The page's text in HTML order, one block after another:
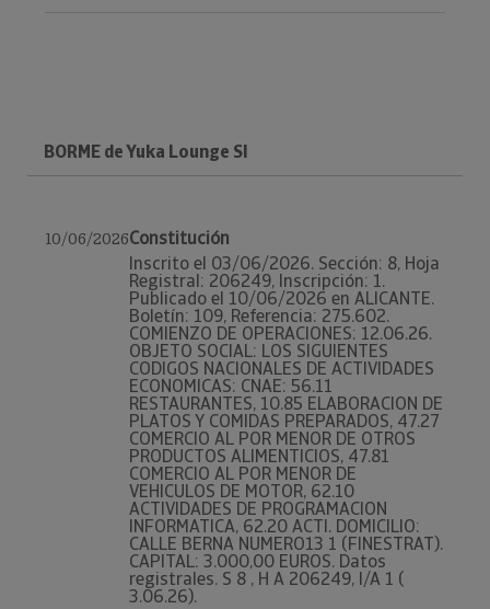
BORME de Yuka Lounge Sl
10/06/2026Constitución
Inscrito el 03/06/2026. Sección: 8, Hoja
Registral: 206249, Inscripción: 1.
Publicado el 10/06/2026 en ALICANTE.
Boletín: 109, Referencia: 275.602.
COMIENZO DE OPERACIONES: 12.06.26.
OBJETO SOCIAL: LOS SIGUIENTES
CODIGOS NACIONALES DE ACTIVIDADES
ECONOMICAS: CNAE: 56.11
RESTAURANTES, 10.85 ELABORACION DE
PLATOS Y COMIDAS PREPARADOS, 47.27
COMERCIO AL POR MENOR DE OTROS
PRODUCTOS ALIMENTICIOS, 47.81
COMERCIO AL POR MENOR DE
VEHICULOS DE MOTOR, 62.10
ACTIVIDADES DE PROGRAMACION
INFORMATICA, 62.20 ACTI. DOMICILIO:
CALLE BERNA NUMERO13 1 (FINESTRAT).
CAPITAL: 3.000,00 EUROS. Datos
registrales. S 8 , H A 206249, I/A 1 (
3.06.26).